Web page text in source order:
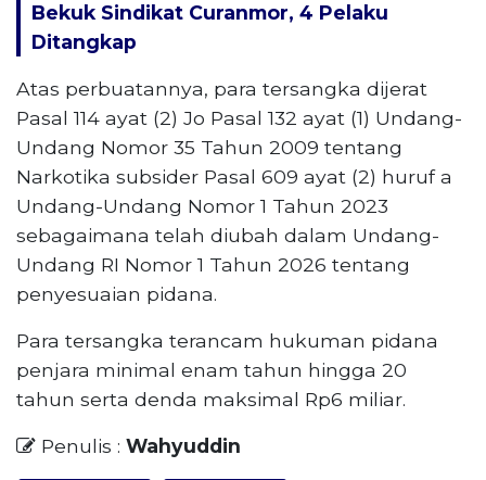
Bekuk Sindikat Curanmor, 4 Pelaku
Ditangkap
Atas perbuatannya, para tersangka dijerat
Pasal 114 ayat (2) Jo Pasal 132 ayat (1) Undang-
Undang Nomor 35 Tahun 2009 tentang
Narkotika subsider Pasal 609 ayat (2) huruf a
Undang-Undang Nomor 1 Tahun 2023
sebagaimana telah diubah dalam Undang-
Undang RI Nomor 1 Tahun 2026 tentang
penyesuaian pidana.
Para tersangka terancam hukuman pidana
penjara minimal enam tahun hingga 20
tahun serta denda maksimal Rp6 miliar.
Penulis : Wahyuddin